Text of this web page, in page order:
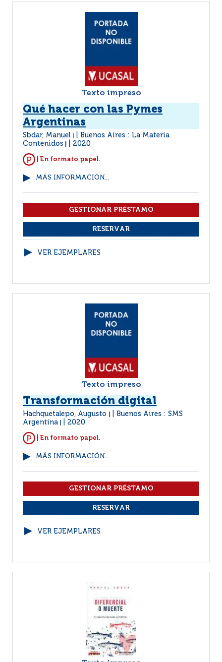
Texto impreso
Qué hacer con las Pymes
Argentinas
Sbdar, Manuel
Buenos Aires : La Materia
Contenidos
2020
| En formato papel.
MÁS INFORMACIÓN...
VER EJEMPLARES
Texto impreso
Transformación digital
Hachquetalepo, Augusto
Buenos Aires : SMS
Argentina
2020
| En formato papel.
MÁS INFORMACIÓN...
VER EJEMPLARES